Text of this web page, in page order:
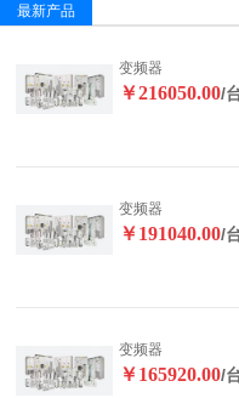
最新产品
变频器
￥216050.00/
变频器
￥191040.00/
变频器
￥165920.00/